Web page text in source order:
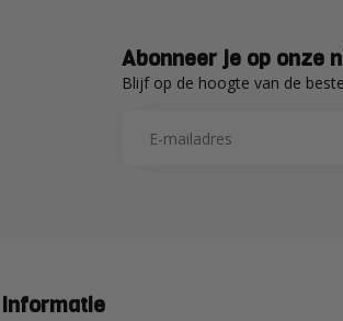
Abonneer je op onze
Blijf op de hoogte van de
Informatie